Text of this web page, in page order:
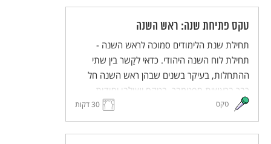
טקס פתיחת שנה: ראש השנה
תחילת שנת הלימודים סמוכה לראש השנה -
תחילת לוח השנה היהודי. כדאי לקַשר בין שתי
ההתחלות, בעיקר בשנים שבהן ראש השנה חל
כבר בראשית ספטמבר. בטקס ישולבו יסודות
מסורתיים מתוך חגי תשרי, ובעיקר מתוך ראש
השנה, באוריינטציה תרבותית ולא דתית. הטקס
יכיל מוטיבים כגון מבט לעבר ולעתיד, פתיחה
טקס 30 דקות